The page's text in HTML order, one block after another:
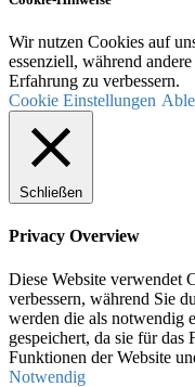
Wir nutzen Cookies auf
essenziell, während
Erfahrung zu verbessern.
Cookie Einstellungen
Schließen
Privacy Overview
Diese Website verwendet
verbessern, während Sie
werden die als notwendig
gespeichert, da sie für das
Funktionen der Website
Notwendig